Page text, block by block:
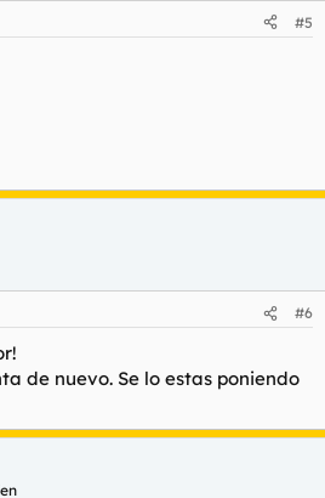
#5
#6
de nuevo. Se lo estas poniendo